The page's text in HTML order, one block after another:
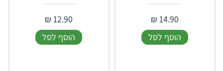
14.90
₪
הוסף לסל
12.90
₪
הוסף לסל